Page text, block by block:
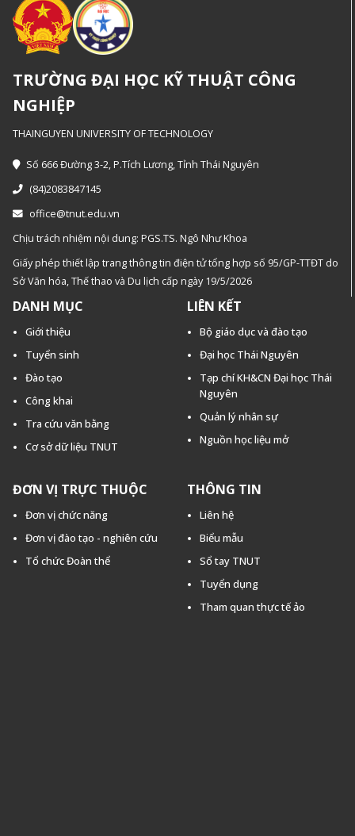
TRƯỜNG ĐẠI HỌC KỸ THUẬT CÔNG
NGHIỆP
THAINGUYEN UNIVERSITY OF TECHNOLOGY
Số 666 Đường 3-2, P.Tích Lương, Tỉnh Thái Nguyên
(84)2083847145
office@tnut.edu.vn
Chịu trách nhiệm nội dung: PGS.TS. Ngô Như Khoa
Giấy phép thiết lập trang thông tin điện tử tổng hợp số 95/GP-TTĐT do
Sở Văn hóa, Thế thao và Du lịch cấp ngày 19/5/2026
DANH MỤC
Giới thiệu
Tuyển sinh
Đào tạo
Công khai
Tra cứu văn bằng
Cơ sở dữ liệu TNUT
LIÊN KẾT
Bộ giáo dục và đào tạo
Đại học Thái Nguyên
Tạp chí KH&CN Đại học Thái
Nguyên
Quản lý nhân sự
Nguồn học liệu mở
ĐƠN VỊ TRỰC THUỘC
Đơn vị chức năng
Đơn vị đào tạo - nghiên cứu
Tổ chức Đoàn thể
THÔNG TIN
Liên hệ
Biểu mẫu
Sổ tay TNUT
Tuyển dụng
Tham quan thực tế ảo